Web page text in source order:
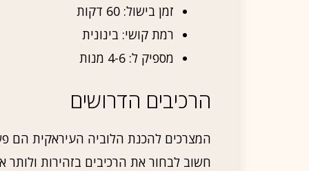
זמן בישול: 60 דקות
רמת קושי: בינונית
מספיק ל: 4-6 מנות
הרכיבים הדרושים
המצרכים להכנת הלוביה העיראקית הם
חשוב לבחור את הרכיבים בזהירות